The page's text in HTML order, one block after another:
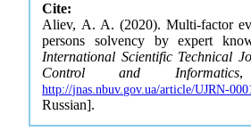
Cite:
Aliev, A. A. (2020). Multi-factor
persons solvency by expert
International Scientific Technical
Control and Informatics,
http://jnas.nbuv.gov.ua/article/UJRN-
Russian].